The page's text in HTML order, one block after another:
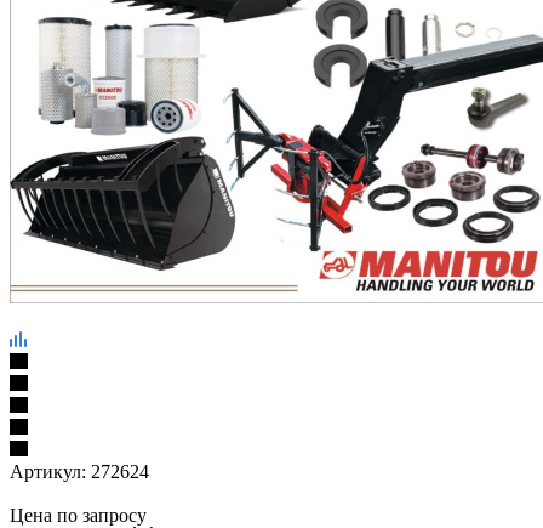
Артикул: 272624
Цена по запросу